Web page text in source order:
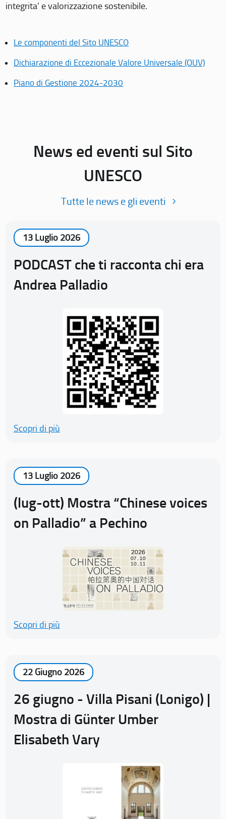
integrita’ e valorizzazione sostenibile.
Le componenti del Sito UNESCO
Dichiarazione di Eccezionale Valore Universale (OUV)
Piano di Gestione 2024-2030
News ed eventi sul Sito
UNESCO
Tutte le news e gli eventi
13 Luglio 2026
PODCAST che ti racconta chi era
Andrea Palladio
Scopri di più
13 Luglio 2026
(lug-ott) Mostra “Chinese voices
on Palladio” a Pechino
Scopri di più
22 Giugno 2026
26 giugno - Villa Pisani (Lonigo) |
Mostra di Günter Umber
Elisabeth Vary